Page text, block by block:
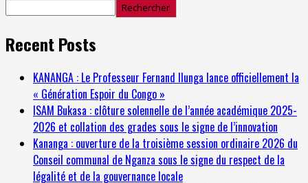
Rechercher
Recent Posts
KANANGA : Le Professeur Fernand Ilunga lance officiellement la
« Génération Espoir du Congo »
ISAM Bukasa : clôture solennelle de l’année académique 2025-
2026 et collation des grades sous le signe de l’innovation
Kananga : ouverture de la troisième session ordinaire 2026 du
Conseil communal de Nganza sous le signe du respect de la
légalité et de la gouvernance locale